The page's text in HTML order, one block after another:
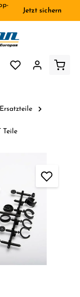
Jetzt sichern
Teile